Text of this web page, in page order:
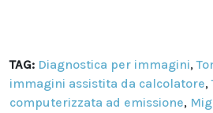
TAG: Diagnostica per immagini,
immagini assistita da calcolatore,
computerizzata ad emissione,